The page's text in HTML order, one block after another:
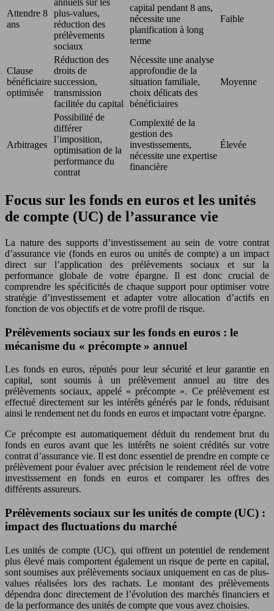
Attendre 8
ans
annuels sur les
plus-values,
réduction des
prélèvements
sociaux
capital pendant 8 ans,
nécessite une
planification à long
terme
Faible
Clause
bénéficiaire
optimisée
Réduction des
droits de
succession,
transmission
facilitée du capital
Nécessite une analyse
approfondie de la
situation familiale,
choix délicats des
bénéficiaires
Moyenne
Arbitrages
Possibilité de
différer
l’imposition,
optimisation de la
performance du
contrat
Complexité de la
gestion des
investissements,
nécessite une expertise
financière
Élevée
Focus sur les fonds en euros et les unités
de compte (UC) de l’assurance vie
La nature des supports d’investissement au sein de votre contrat
d’assurance vie (fonds en euros ou unités de compte) a un impact
direct sur l’application des prélèvements sociaux et sur la
performance globale de votre épargne. Il est donc crucial de
comprendre les spécificités de chaque support pour optimiser votre
stratégie d’investissement et adapter votre allocation d’actifs en
fonction de vos objectifs et de votre profil de risque.
Prélèvements sociaux sur les fonds en euros : le
mécanisme du « précompte » annuel
Les fonds en euros, réputés pour leur sécurité et leur garantie en
capital, sont soumis à un prélèvement annuel au titre des
prélèvements sociaux, appelé « précompte ». Ce prélèvement est
effectué directement sur les intérêts générés par le fonds, réduisant
ainsi le rendement net du fonds en euros et impactant votre épargne.
Ce précompte est automatiquement déduit du rendement brut du
fonds en euros avant que les intérêts ne soient crédités sur votre
contrat d’assurance vie. Il est donc essentiel de prendre en compte ce
prélèvement pour évaluer avec précision le rendement réel de votre
investissement en fonds en euros et comparer les offres des
différents assureurs.
Prélèvements sociaux sur les unités de compte (UC) :
impact des fluctuations du marché
Les unités de compte (UC), qui offrent un potentiel de rendement
plus élevé mais comportent également un risque de perte en capital,
sont soumises aux prélèvements sociaux uniquement en cas de plus-
values réalisées lors des rachats. Le montant des prélèvements
dépendra donc directement de l’évolution des marchés financiers et
de la performance des unités de compte que vous avez choisies.